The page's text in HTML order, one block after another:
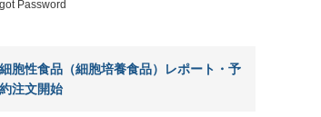
Password
細胞性食品（細胞培養食品）レポート・予
約注文開始